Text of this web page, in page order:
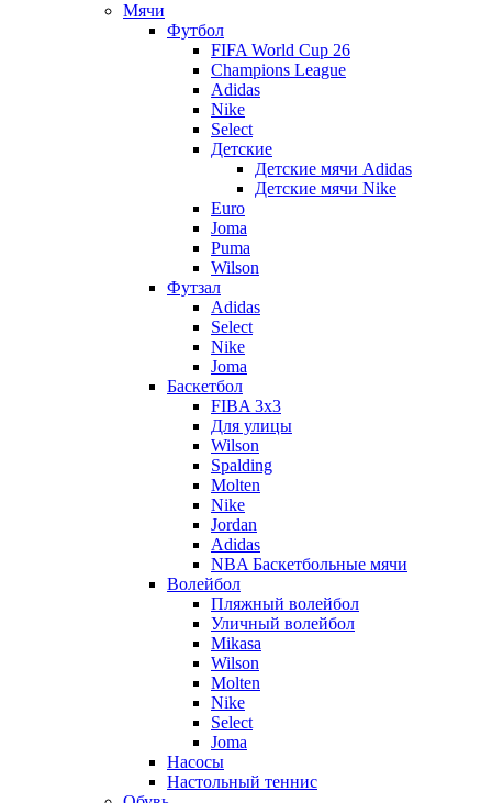
Мячи
Футбол
FIFA World Cup 26
Champions League
Adidas
Nike
Select
Детские
Детские мячи Adidas
Детские мячи Nike
Euro
Joma
Puma
Wilson
Футзал
Adidas
Select
Nike
Joma
Баскетбол
FIBA 3x3
Для улицы
Wilson
Spalding
Molten
Nike
Jordan
Adidas
NBA Баскетбольные мячи
Волейбол
Пляжный волейбол
Уличный волейбол
Mikasa
Wilson
Molten
Nike
Select
Joma
Насосы
Настольный теннис